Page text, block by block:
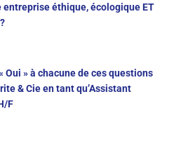
entreprise éthique, écologique ET
Oui » à chacune de ces questions
& Cie en tant qu’Assistant
F